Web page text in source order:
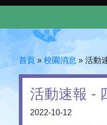
首頁 » 校園消息 » 活動
活動速報 -
2022-10-12